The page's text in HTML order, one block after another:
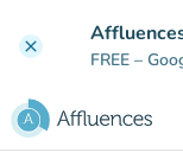
clear
FREE –